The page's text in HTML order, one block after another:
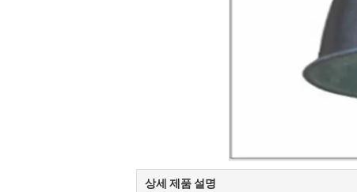
상세 제품 설명